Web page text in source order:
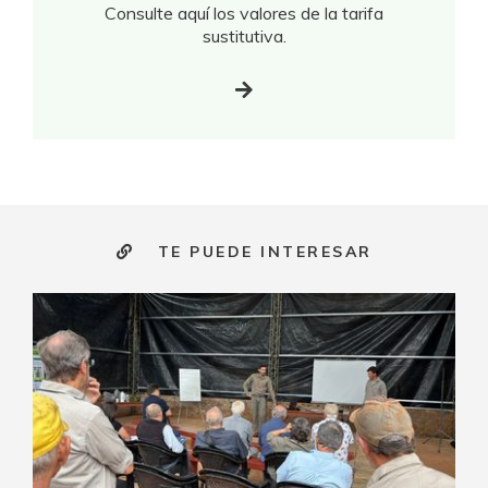
Consulte aquí los valores de la tarifa
sustitutiva.
TE PUEDE INTERESAR